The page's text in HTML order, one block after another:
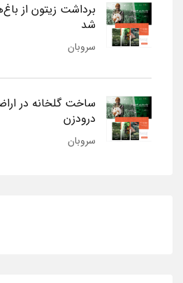
برداشت زیتون از
شد
سروبان
ساخت گلخانه در
درودزن
سروبان